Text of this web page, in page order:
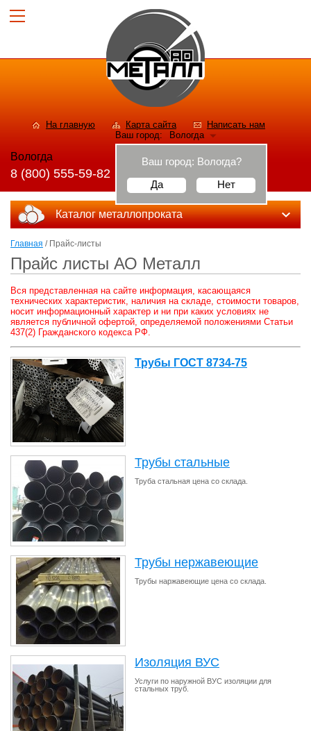
На главную Карта сайта
Написать нам
Ваш город:
Вологда
Ваш город: Вологда?
Да
Нет
Вологда
8 (800) 555-59-82
Каталог металлопроката
Главная / Прайс-листы
Прайс листы АО Металл
Вся представленная на сайте информация, касающаяся
технических характеристик, наличия на складе, стоимости товаров,
носит информационный характер и ни при каких условиях не
является публичной офертой, определяемой положениями Статьи
437(2) Гражданского кодекса РФ.
Трубы ГОСТ 8734-75
Трубы стальные
Труба стальная цена со склада.
Трубы нержавеющие
Трубы наржавеющие цена со склада.
Изоляция ВУС
Услуги по наружной ВУС изоляции для
стальных труб.